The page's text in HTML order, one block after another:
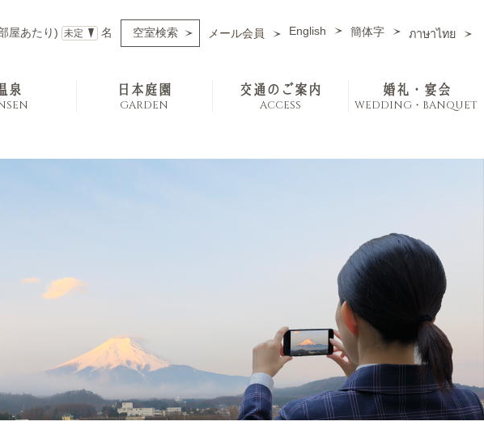
屋あたり) 名 メール会員 English 簡体字 ภาษาไทย
泉 日本庭園
GARDEN
交通のご案内
ACCESS
婚礼・宴会
WEDDING・BANQUET